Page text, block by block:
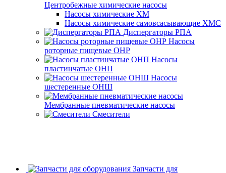
Центробежные химические насосы
Насосы химические ХМ
Насосы химические самовсасывающие ХМС
Диспергаторы РПА
Насосы
роторные пищевые ОНР
Насосы
пластинчатые ОНП
Насосы
шестеренные ОНШ
Мембранные пневматические насосы
Смесители
Запчасти для